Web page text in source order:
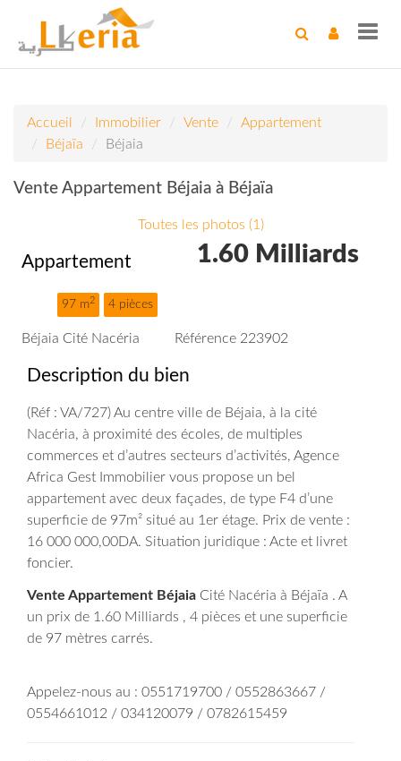
Accueil Immobilier Vente
Appartement
Béjaïa
Béjaia
Vente Appartement Béjaia à Béjaïa
Toutes les photos (1)
Appartement
97 m2 4 pièces
1.60 Milliards
Béjaia Cité Nacéria Référence 223902
Description du bien
(Réf : VA/727) Au centre ville de Béjaia, à la cité
Nacéria, à proximité des écoles, de multiples
commerces et d’autres secteurs d’activités, Agence
Africa Gest Immobilier vous propose un bel
appartement avec deux façades, de type F4 d’une
superficie de 97m² situé au 1er étage. Prix de vente :
16 000 000,00DA. Situation juridique : Acte et livret
foncier.
Vente Appartement Béjaia Cité Nacéria à Béjaïa . A
un prix de 1.60 Milliards , 4 pièces et une superficie
de 97 mètres carrés.
Appelez-nous au : 0551719700 / 0552863667 /
0554661012 / 034120079 / 0782615459